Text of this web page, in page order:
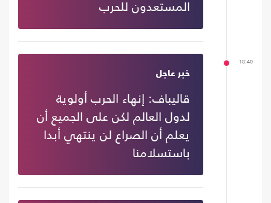
المستعدون للحرب
18:40
خبر عاجل
قاليباف: إنهاء الحرب أولوية
لدول العالم لكن على الجميع أن
يعلم أن الصراع لن ينتهي أبدا
باستسلامنا